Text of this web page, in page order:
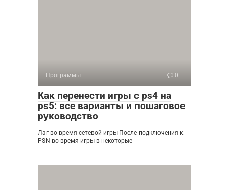
Программы 0
Как перенести игры с ps4 на
ps5: все варианты и пошаговое
руководство
Лаг во время сетевой игры После подключения к
PSN во время игры в некоторые